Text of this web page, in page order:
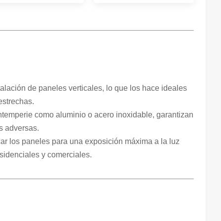
de paneles verticales, lo que los hace ideales
como aluminio o acero inoxidable, garantizan
adversas.
los paneles para una exposición máxima a la luz
y comerciales.